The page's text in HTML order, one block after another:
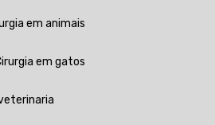
em animais
Cirurgia em gatos